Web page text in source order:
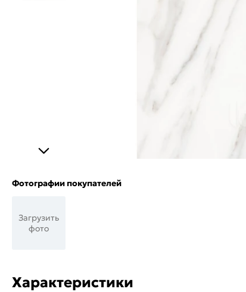
Фотографии покупателей
Загрузить
фото
Характеристики